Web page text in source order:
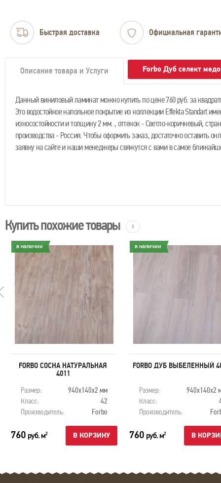
Быстрая доставка Официальная
Описание товара и Услуги Forbo Дуб селект
Данный виниловый ламинат можно купить по цене 760 руб. за
Это водостойкое напольное покрытие из коллекции Effekta Standart
износостойкости и толщину 2 мм. , оттенок - Светло-коричневый,
производства - Россия. Чтобы оформить заказ, достаточно оставить
заявку на сайте и наши менеджеры свяжутся с вами в самое
Купить похожие товары 8
в наличии
FORBO СОСНА НАТУРАЛЬНАЯ
4011
Размер:
940х140х2 мм
Класс:
42
Производитель:
Forbo
760 руб. м2 В КОРЗИНУ
в наличии
FORBO ДУБ ВЫБЕЛЕННЫЙ
Размер:
940х140х2
Класс:
Производитель:
760 руб. м2 В